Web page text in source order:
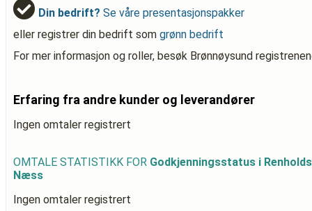
Din bedrift? Se våre presentasjonspakker
eller registrer din bedrift som grønn bedrift
For mer informasjon og roller, besøk Brønnøysund
Erfaring fra andre kunder og leverandører
Ingen omtaler registrert
OMTALE STATISTIKK FOR Godkjenningsstatus i
Næss
Ingen omtaler registrert